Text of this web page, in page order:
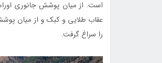
‌است.‌ از میان پوشش جانوری
عقاب ‌طلایي‌ و‌ کبک و از میان
را سراغ گرفت.